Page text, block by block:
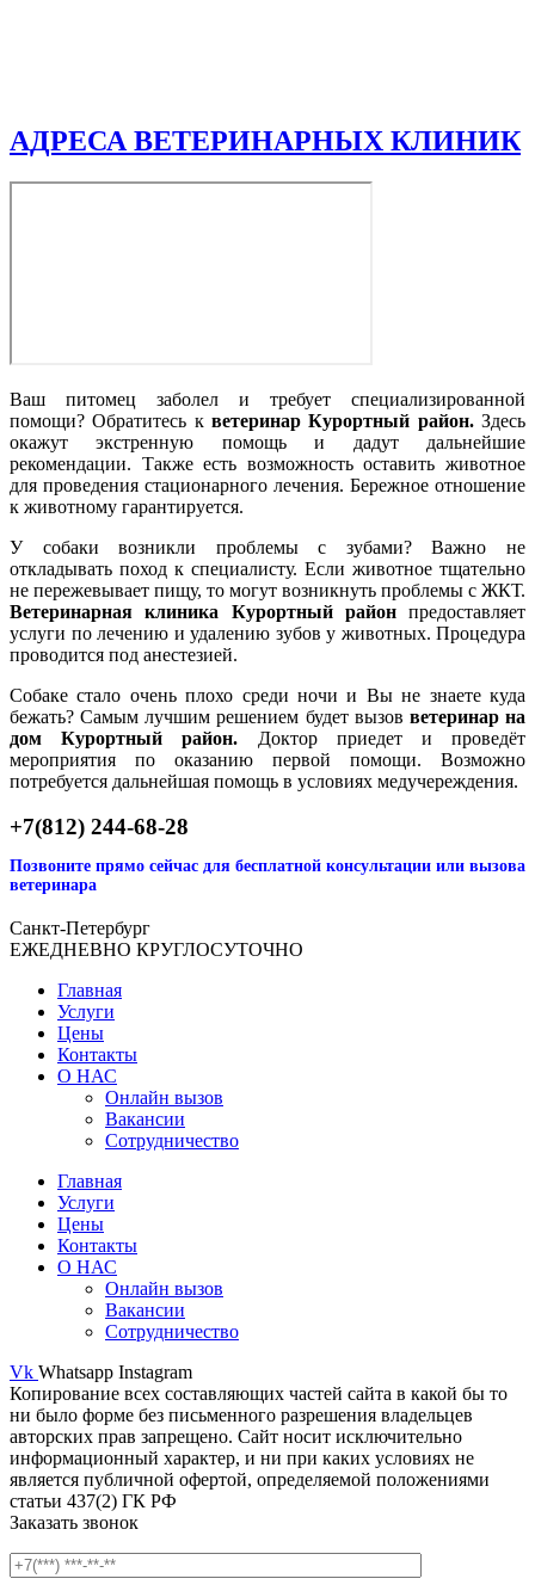
АДРЕСА ВЕТЕРИНАРНЫХ КЛИНИК
Ваш питомец заболел и требует специализированной
помощи? Обратитесь к ветеринар Курортный район. Здесь
окажут экстренную помощь и дадут дальнейшие
рекомендации. Также есть возможность оставить животное
для проведения стационарного лечения. Бережное отношение
к животному гарантируется.
У собаки возникли проблемы с зубами? Важно не
откладывать поход к специалисту. Если животное тщательно
не пережевывает пищу, то могут возникнуть проблемы с ЖКТ.
Ветеринарная клиника Курортный район предоставляет
услуги по лечению и удалению зубов у животных. Процедура
проводится под анестезией.
Собаке стало очень плохо среди ночи и Вы не знаете куда
бежать? Самым лучшим решением будет вызов ветеринар на
дом Курортный район. Доктор приедет и проведёт
мероприятия по оказанию первой помощи. Возможно
потребуется дальнейшая помощь в условиях медучереждения.
+7(812) 244-68-28
Позвоните прямо сейчас для бесплатной консультации или вызова
ветеринара
Санкт-Петербург
ЕЖЕДНЕВНО КРУГЛОСУТОЧНО
Главная
Услуги
Цены
Контакты
О НАС
Онлайн вызов
Вакансии
Сотрудничество
Главная
Услуги
Цены
Контакты
О НАС
Онлайн вызов
Вакансии
Сотрудничество
Vk Whatsapp Instagram
Копирование всех составляющих частей сайта в какой бы то
ни было форме без письменного разрешения владельцев
авторских прав запрещено. Сайт носит исключительно
информационный характер, и ни при каких условиях не
является публичной офертой, определяемой положениями
статьи 437(2) ГК РФ
Заказать звонок